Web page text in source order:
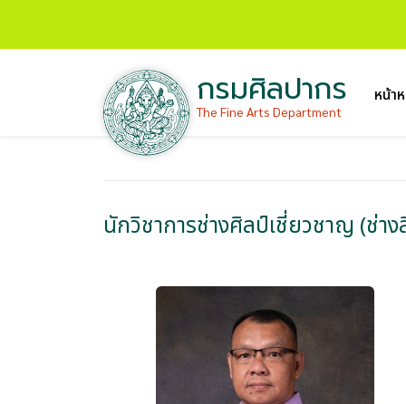
กรมศิลปากร
The Fine Arts Department
หน้า
นักวิชาการช่างศิลป์เชี่ยวชาญ (ช่า